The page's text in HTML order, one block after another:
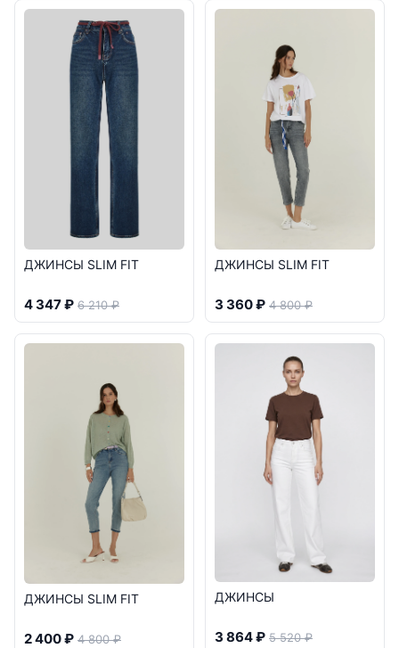
ДЖИНСЫ SLIM FIT
4 347 ₽ 6 210 ₽
ДЖИНСЫ SLIM FIT
3 360 ₽ 4 800 ₽
ДЖИНСЫ SLIM FIT
2 400 ₽ 4 800 ₽
ДЖИНСЫ
3 864 ₽ 5 520 ₽